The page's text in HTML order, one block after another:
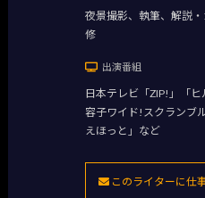
夜景撮影、執筆、解説
修
出演番組
日本テレビ「ZIP!」「
容子ワイド!スクランブ
えほっと」など
このライターに仕